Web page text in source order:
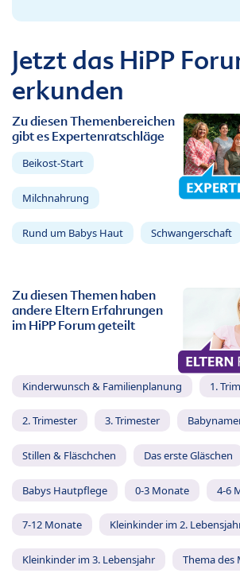
Jetzt das HiPP
erkunden
Zu diesen Themenbereichen
gibt es Expertenratschläge
Beikost-Start
Milchnahrung
Rund um Babys Haut Schwangerschaft
Zu diesen Themen haben
andere Eltern Erfahrungen
im HiPP Forum geteilt
Kinderwunsch & Familienplanung 1.
2. Trimester 3. Trimester
Stillen & Fläschchen Das erste Gläschen
Babys Hautpflege 0-3 Monate 4-6
7-12 Monate Kleinkinder im 2.
Kleinkinder im 3. Lebensjahr Thema des